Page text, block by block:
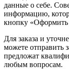
данные о себе.
информацию,
кнопку «Оформить
Для заказа и
можете отправить
предложат
любым вопросам.